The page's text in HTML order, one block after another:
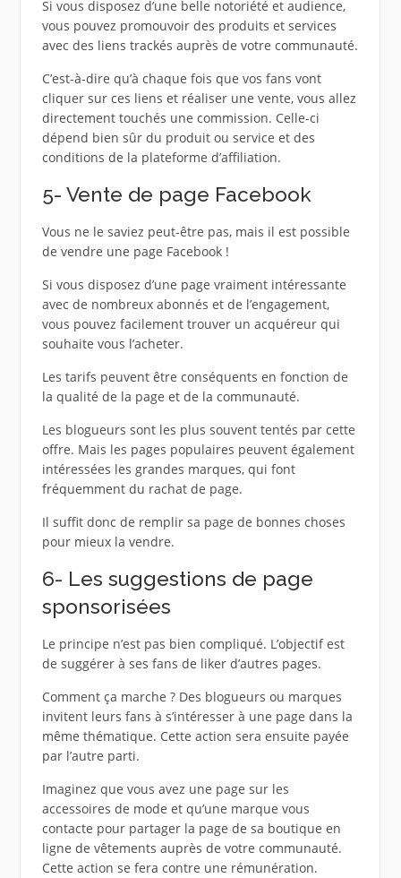
Si vous disposez d’une belle notoriété et audience,
vous pouvez promouvoir des produits et services
avec des liens trackés auprès de votre communauté.
C’est-à-dire qu’à chaque fois que vos fans vont
cliquer sur ces liens et réaliser une vente, vous allez
directement touchés une commission. Celle-ci
dépend bien sûr du produit ou service et des
conditions de la plateforme d’affiliation.
5- Vente de page Facebook
Vous ne le saviez peut-être pas, mais il est possible
de vendre une page Facebook !
Si vous disposez d’une page vraiment intéressante
avec de nombreux abonnés et de l’engagement,
vous pouvez facilement trouver un acquéreur qui
souhaite vous l’acheter.
Les tarifs peuvent être conséquents en fonction de
la qualité de la page et de la communauté.
Les blogueurs sont les plus souvent tentés par cette
offre. Mais les pages populaires peuvent également
intéressées les grandes marques, qui font
fréquemment du rachat de page.
Il suffit donc de remplir sa page de bonnes choses
pour mieux la vendre.
6- Les suggestions de page
sponsorisées
Le principe n’est pas bien compliqué. L’objectif est
de suggérer à ses fans de liker d’autres pages.
Comment ça marche ? Des blogueurs ou marques
invitent leurs fans à s’intéresser à une page dans la
même thématique. Cette action sera ensuite payée
par l’autre parti.
Imaginez que vous avez une page sur les
accessoires de mode et qu’une marque vous
contacte pour partager la page de sa boutique en
ligne de vêtements auprès de votre communauté.
Cette action se fera contre une rémunération.